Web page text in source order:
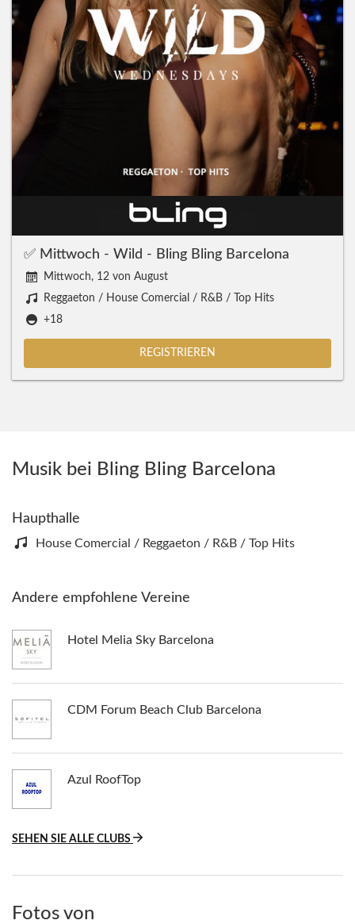
✅ Mittwoch - Wild - Bling Bling Barcelona
Mittwoch, 12 von August
Reggaeton / House Comercial / R&B / Top Hits
+18
REGISTRIEREN
Musik bei Bling Bling Barcelona
Haupthalle
House Comercial / Reggaeton / R&B / Top Hits
Andere empfohlene Vereine
Hotel Melia Sky Barcelona
CDM Forum Beach Club Barcelona
Azul RoofTop
SEHEN SIE ALLE CLUBS
Fotos von